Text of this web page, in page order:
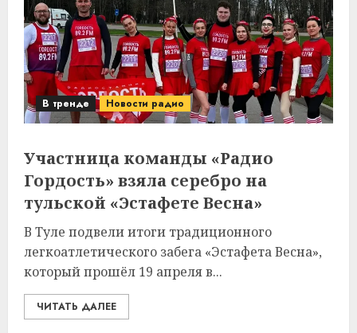
В тренде Новости радио
Участница команды «Радио
Гордость» взяла серебро на
тульской «Эстафете Весна»
В Туле подвели итоги традиционного
легкоатлетического забега «Эстафета Весна»,
который прошёл 19 апреля в...
ЧИТАТЬ ДАЛЕЕ